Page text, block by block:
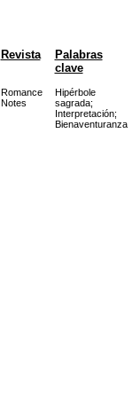
Revista
Palabras
clave
Romance
Notes
Hipérbole
sagrada;
Interpretación;
Bienaventuranza